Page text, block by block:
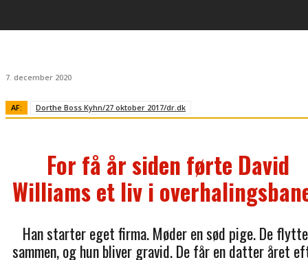
7. december 2020
AF: Dorthe Boss Kyhn/27 oktober 2017/dr.dk
For få år siden førte David
Williams et liv i
Han starter eget firma. Møder en sød pige. De
sammen, og hun bliver gravid. De får en datter året